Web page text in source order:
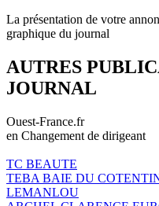
La présentation de votre
graphique du journal
AUTRES
JOURNAL
Ouest-France.fr
en Changement de dirigeant
TC BEAUTE
TEBA BAIE DU
LEMANLOU